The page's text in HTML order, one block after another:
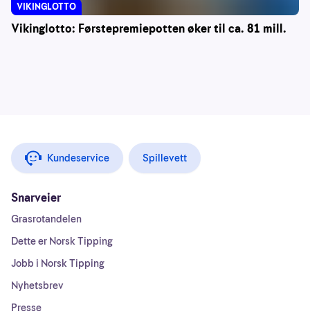
Vikinglotto: Førstepremiepotten øker til ca. 81 mill.
VIKINGLOTTO
Kundeservice Spillevett
Snarveier
Grasrotandelen
Dette er Norsk Tipping
Jobb i Norsk Tipping
Nyhetsbrev
Presse